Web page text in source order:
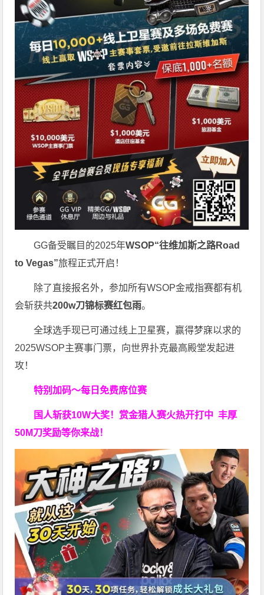
GG备受瞩目的2025年WSOP“往维加斯之路Road
to Vegas”旅程正式开启！
除了直接报名外，参加所有WSOP金戒指赛都有机
会斩获共200w刀锦标赛红包雨。
全球选手现已可通过线上卫星赛，赢得梦寐以求的
2025WSOP主赛事门票，向世界扑克最高殿堂发起进
攻！
特别加码～每日免费席位赛
国人斩获10W大奖！ 赏金猎人赛火热开打中 丰厚
50M刀奖励等你来战！